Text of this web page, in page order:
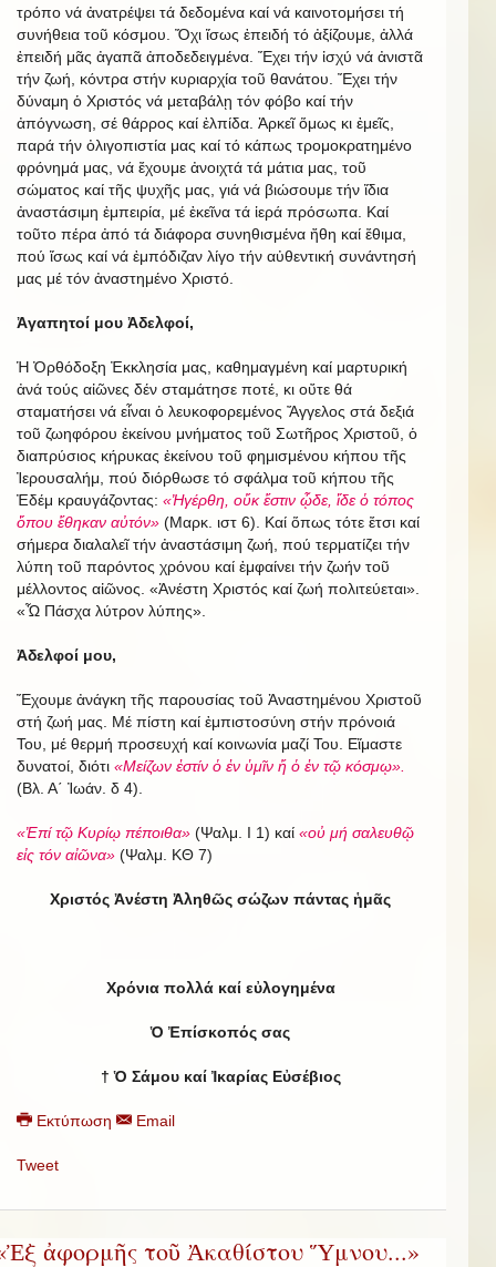
τρόπο νά ἀνατρέψει τά δεδομένα καί νά καινοτομήσει τή
συνήθεια τοῦ κόσμου. Ὄχι ἴσως ἐπειδή τό ἀξίζουμε, ἀλλά
ἐπειδή μᾶς ἀγαπᾶ ἀποδεδειγμένα. Ἔχει τήν ἰσχύ νά ἀνιστᾶ
τήν ζωή, κόντρα στήν κυριαρχία τοῦ θανάτου. Ἔχει τήν
δύναμη ὁ Χριστός νά μεταβάλῃ τόν φόβο καί τήν
ἀπόγνωση, σέ θάρρος καί ἐλπίδα. Ἀρκεῖ ὅμως κι ἐμεῖς,
παρά τήν ὀλιγοπιστία μας καί τό κάπως τρομοκρατημένο
φρόνημά μας, νά ἔχουμε ἀνοιχτά τά μάτια μας, τοῦ
σώματος καί τῆς ψυχῆς μας, γιά νά βιώσουμε τήν ἴδια
ἀναστάσιμη ἐμπειρία, μέ ἐκεῖνα τά ἱερά πρόσωπα. Καί
τοῦτο πέρα ἀπό τά διάφορα συνηθισμένα ἤθη καί ἔθιμα,
πού ἴσως καί νά ἐμπόδιζαν λίγο τήν αὐθεντική συνάντησή
μας μέ τόν ἀναστημένο Χριστό.
Ἀγαπητοί μου Ἀδελφοί,
Ἡ Ὀρθόδοξη Ἐκκλησία μας, καθημαγμένη καί μαρτυρική
ἀνά τούς αἰῶνες δέν σταμάτησε ποτέ, κι οὔτε θά
σταματήσει νά εἶναι ὁ λευκοφορεμένος Ἄγγελος στά δεξιά
τοῦ ζωηφόρου ἐκείνου μνήματος τοῦ Σωτῆρος Χριστοῦ, ὁ
διαπρύσιος κήρυκας ἐκείνου τοῦ φημισμένου κήπου τῆς
Ἰερουσαλήμ, πού διόρθωσε τό σφάλμα τοῦ κήπου τῆς
Ἐδέμ κραυγάζοντας: «Ἠγέρθη, οὔκ ἔστιν ᾧδε, ἴδε ὁ τόπος
ὅπου ἔθηκαν αὐτόν» (Μαρκ. ιστ 6). Καί ὅπως τότε ἔτσι καί
σήμερα διαλαλεῖ τήν ἀναστάσιμη ζωή, πού τερματίζει τήν
λύπη τοῦ παρόντος χρόνου καί ἐμφαίνει τήν ζωήν τοῦ
μέλλοντος αἰῶνος. «Ἀνέστη Χριστός καί ζωή πολιτεύεται».
«Ὦ Πάσχα λύτρον λύπης».
Ἀδελφοί μου,
Ἔχουμε ἀνάγκη τῆς παρουσίας τοῦ Ἀναστημένου Χριστοῦ
στή ζωή μας. Μέ πίστη καί ἐμπιστοσύνη στήν πρόνοιά
Του, μέ θερμή προσευχή καί κοινωνία μαζί Του. Εἴμαστε
δυνατοί, διότι «Μείζων ἐστίν ὁ ἐν ὑμῖν ἤ ὁ ἐν τῷ κόσμῳ».
(Βλ. Α΄ Ἰωάν. δ 4).
«Ἐπί τῷ Κυρίῳ πέποιθα» (Ψαλμ. Ι 1) καί «οὐ μή σαλευθῷ
εἰς τόν αἰῶνα» (Ψαλμ. ΚΘ 7)
Χριστός Ἀνέστη Ἀληθῶς σώζων πάντας ἡμᾶς
Χρόνια πολλά καί εὐλογημένα
Ὁ Ἐπίσκοπός σας
† Ὁ Σάμου καί Ἰκαρίας Εὐσέβιος
Εκτύπωση Email
Tweet
ἀφορμῆς τοῦ Ἀκαθίστου Ὕμνου...»